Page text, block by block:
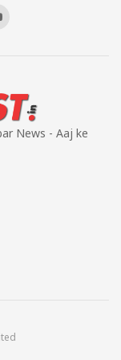
News - Aaj ke